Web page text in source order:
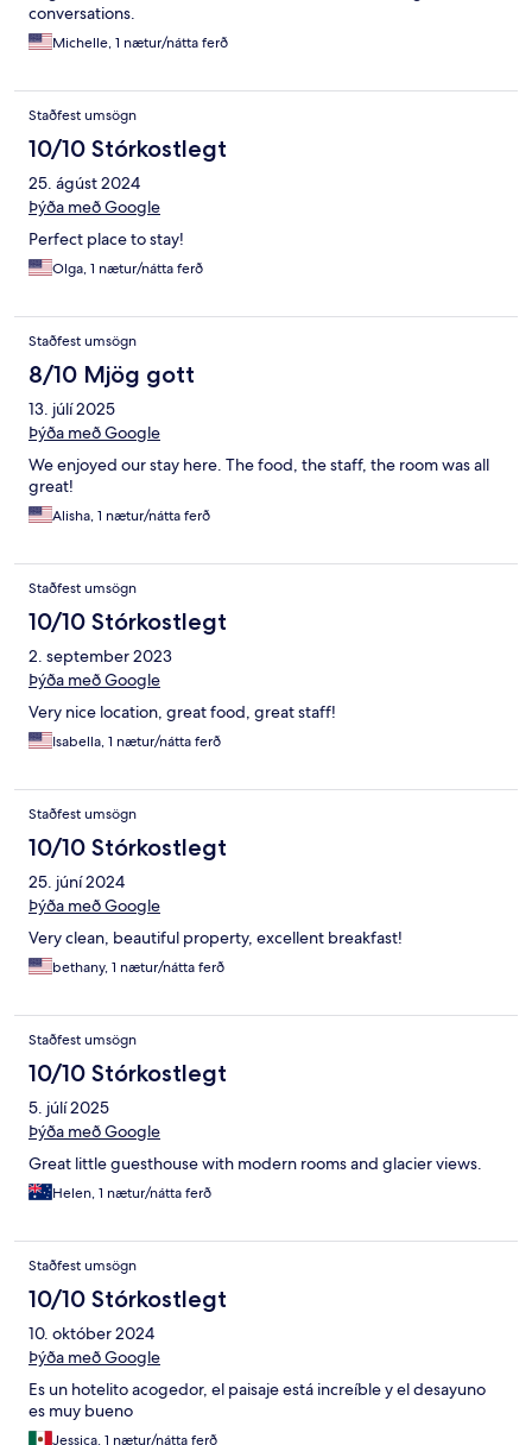
conversations.
Michelle, 1 nætur/nátta ferð
Staðfest umsögn
10/10 Stórkostlegt
25. ágúst 2024
Þýða með Google
Perfect place to stay!
Olga, 1 nætur/nátta ferð
Staðfest umsögn
8/10 Mjög gott
13. júlí 2025
Þýða með Google
We enjoyed our stay here. The food, the staff, the room was all
great!
Alisha, 1 nætur/nátta ferð
Staðfest umsögn
10/10 Stórkostlegt
2. september 2023
Þýða með Google
Very nice location, great food, great staff!
Isabella, 1 nætur/nátta ferð
Staðfest umsögn
10/10 Stórkostlegt
25. júní 2024
Þýða með Google
Very clean, beautiful property, excellent breakfast!
bethany, 1 nætur/nátta ferð
Staðfest umsögn
10/10 Stórkostlegt
5. júlí 2025
Þýða með Google
Great little guesthouse with modern rooms and glacier views.
Helen, 1 nætur/nátta ferð
Staðfest umsögn
10/10 Stórkostlegt
10. október 2024
Þýða með Google
Es un hotelito acogedor, el paisaje está increíble y el desayuno
es muy bueno
Jessica, 1 nætur/nátta ferð